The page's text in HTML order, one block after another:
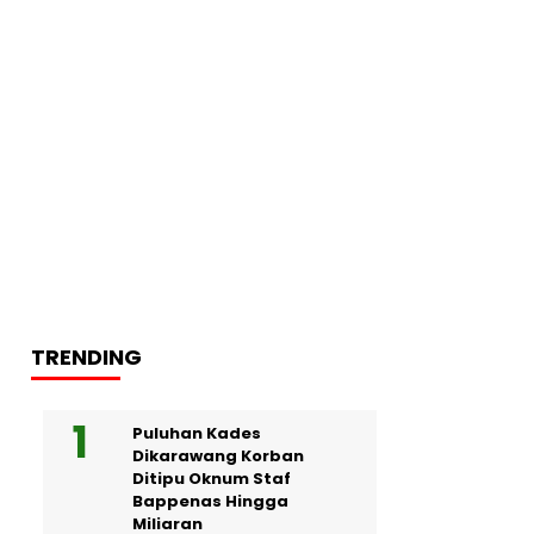
TRENDING
Puluhan Kades
Dikarawang Korban
Ditipu Oknum Staf
Bappenas Hingga
Miliaran